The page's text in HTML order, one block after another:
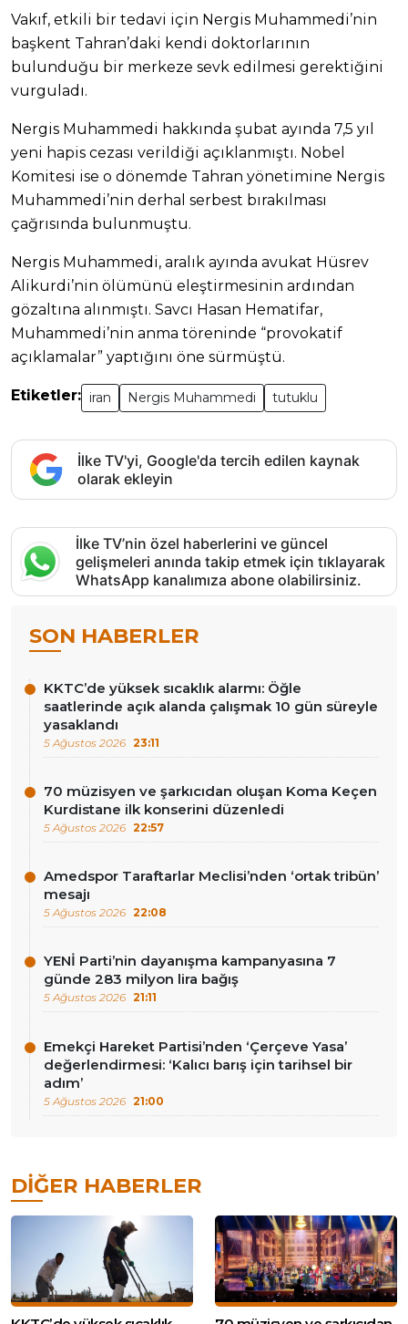
Vakıf, etkili bir tedavi için Nergis Muhammedi’nin
başkent Tahran’daki kendi doktorlarının
bulunduğu bir merkeze sevk edilmesi gerektiğini
vurguladı.
Nergis Muhammedi hakkında şubat ayında 7,5 yıl
yeni hapis cezası verildiği açıklanmıştı. Nobel
Komitesi ise o dönemde Tahran yönetimine Nergis
Muhammedi’nin derhal serbest bırakılması
çağrısında bulunmuştu.
Nergis Muhammedi, aralık ayında avukat Hüsrev
Alikurdi’nin ölümünü eleştirmesinin ardından
gözaltına alınmıştı. Savcı Hasan Hematifar,
Muhammedi’nin anma töreninde “provokatif
açıklamalar” yaptığını öne sürmüştü.
Etiketler: iran Nergis Muhammedi tutuklu
İlke TV'yi, Google'da tercih edilen kaynak
olarak ekleyin
İlke TV’nin özel haberlerini ve güncel
gelişmeleri anında takip etmek için tıklayarak
WhatsApp kanalımıza abone olabilirsiniz.
SON HABERLER
KKTC’de yüksek sıcaklık alarmı: Öğle
saatlerinde açık alanda çalışmak 10 gün süreyle
yasaklandı
5 Ağustos 2026 23:11
70 müzisyen ve şarkıcıdan oluşan Koma Keçen
Kurdistane ilk konserini düzenledi
5 Ağustos 2026 22:57
Amedspor Taraftarlar Meclisi’nden ‘ortak tribün’
mesajı
5 Ağustos 2026 22:08
YENİ Parti’nin dayanışma kampanyasına 7
günde 283 milyon lira bağış
5 Ağustos 2026 21:11
Emekçi Hareket Partisi’nden ‘Çerçeve Yasa’
değerlendirmesi: ‘Kalıcı barış için tarihsel bir
adım’
5 Ağustos 2026 21:00
DIĞER HABERLER